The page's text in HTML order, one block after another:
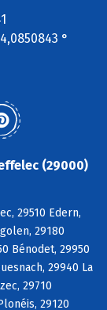
°
(29000)
29510 Edern,
29180
Bénodet, 29950
29940 La
29710
29120